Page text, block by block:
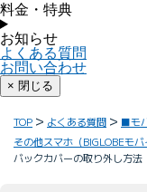
料金・特典
お知らせ
よくある質問
お問い合わせ
× 閉じる
TOP よくある質問 ■モ
その他スマホ（BIGLOBEモバ
バックカバーの取り外し方